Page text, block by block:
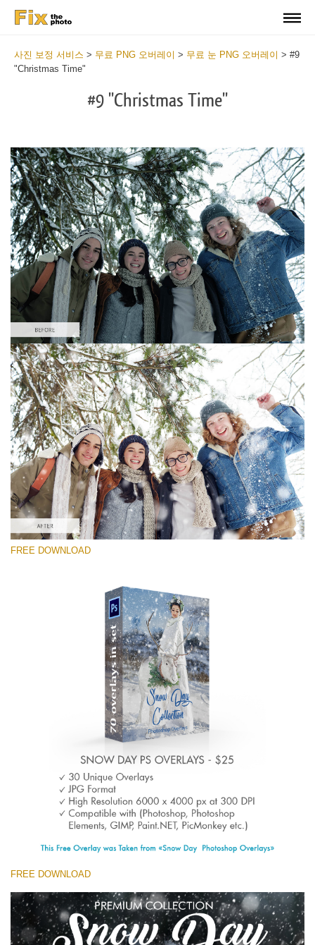
사진 보정 서비스 > 무료 PNG 오버레이 > 무료 눈 PNG 오버레이 > #9
"Christmas Time"
#9 "Christmas Time"
선택 해주세요
Free PNG Overlay #9
Small 800*533px
Snowy Day (70 Overlays)
Large 6000*4000px
Sky Boundless
Large 6000*4000px
Large 6000*4000px
무료 다운로드
FREE DOWNLOAD
FREE DOWNLOAD